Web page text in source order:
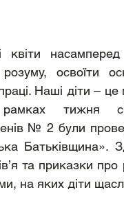
освоїти
Наші діти –
тижня
№ 2 були
Батьківщина».
та приказки
на яких діти